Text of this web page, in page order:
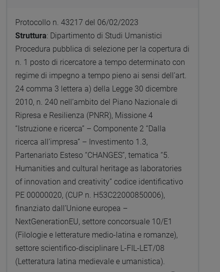
Protocollo n. 43217 del 06/02/2023
Struttura: Dipartimento di Studi Umanistici
Procedura pubblica di selezione per la copertura di
n. 1 posto di ricercatore a tempo determinato con
regime di impegno a tempo pieno ai sensi dell’art.
24 comma 3 lettera a) della Legge 30 dicembre
2010, n. 240 nell’ambito del Piano Nazionale di
Ripresa e Resilienza (PNRR), Missione 4
“Istruzione e ricerca” – Componente 2 “Dalla
ricerca all’impresa” – Investimento 1.3,
Partenariato Esteso “CHANGES”, tematica “5.
Humanities and cultural heritage as laboratories
of innovation and creativity” codice identificativo
PE 00000020, (CUP n. H53C22000850006),
finanziato dall’Unione europea –
NextGenerationEU, settore concorsuale 10/E1
(Filologie e letterature medio-latina e romanze),
settore scientifico-disciplinare L-FIL-LET/08
(Letteratura latina medievale e umanistica).